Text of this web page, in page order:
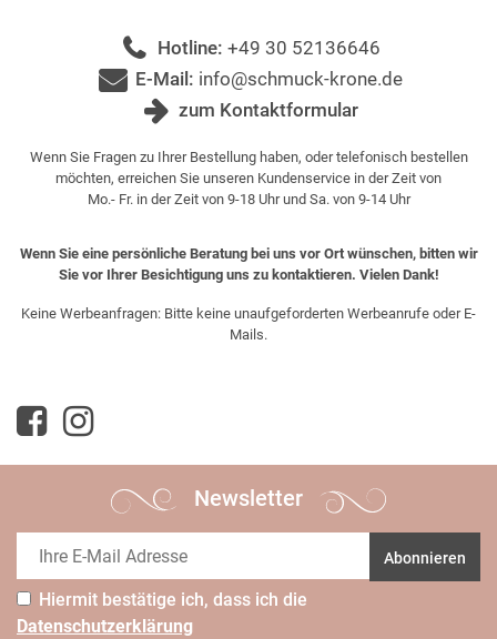
Hotline: +49 30 52136646
E-Mail: info@schmuck-krone.de
zum Kontaktformular
Wenn Sie Fragen zu Ihrer Bestellung haben, oder telefonisch bestellen
möchten, erreichen Sie unseren Kundenservice in der Zeit von
Mo.- Fr. in der Zeit von 9-18 Uhr und Sa. von 9-14 Uhr
Wenn Sie eine persönliche Beratung bei uns vor Ort wünschen, bitten wir
Sie vor Ihrer Besichtigung uns zu kontaktieren. Vielen Dank!
Keine Werbeanfragen: Bitte keine unaufgeforderten Werbeanrufe oder E-
Mails.
Newsletter
Abonnieren
Hiermit bestätige ich, dass ich die
Daten­schutz­erklärung